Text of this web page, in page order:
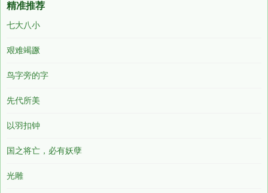
精准推荐
七大八小
艰难竭蹶
鸟字旁的字
先代所美
以羽扣钟
国之将亡，必有妖孽
光雕